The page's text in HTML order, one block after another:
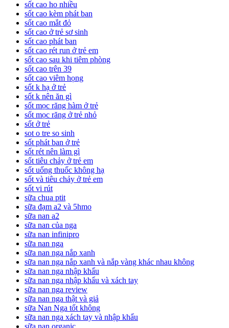
sốt cao ho nhiều
sốt cao kèm phát ban
sốt cao mắt đỏ
sốt cao ở trẻ sơ sinh
sốt cao phát ban
sốt cao rét run ở trẻ em
sốt cao sau khi tiêm phòng
sốt cao trên 39
sốt cao viêm họng
sốt k hạ ở trẻ
sốt k nên ăn gì
sốt mọc răng hàm ở trẻ
sốt mọc răng ở trẻ nhỏ
sốt ở trẻ
sot o tre so sinh
sốt phát ban ở trẻ
sốt rét nên làm gì
sốt tiêu chảy ở trẻ em
sốt uống thuốc không hạ
sốt và tiêu chảy ở trẻ em
sốt vi rút
sữa chua ptit
sữa đạm a2 và 5hmo
sữa nan a2
sữa nan của nga
sữa nan infinipro
sữa nan nga
sữa nan nga nắp xanh
sữa nan nga nắp xanh và nắp vàng khác nhau không
sữa nan nga nhập khẩu
sữa nan nga nhập khẩu và xách tay
sữa nan nga review
sữa nan nga thật và giả
sữa Nan Nga tốt không
sữa nan nga xách tay và nhập khẩu